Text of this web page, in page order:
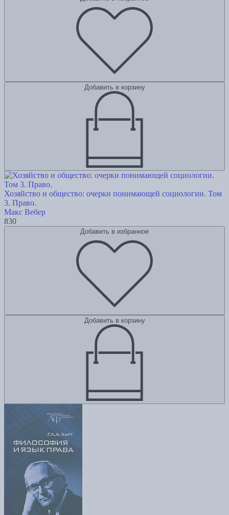
Добавить в корзину
Хозяйство и общество: очерки понимающей социологии. Том
3. Право.
Макс Вебер
830
Добавить в избранное
Добавить в корзину